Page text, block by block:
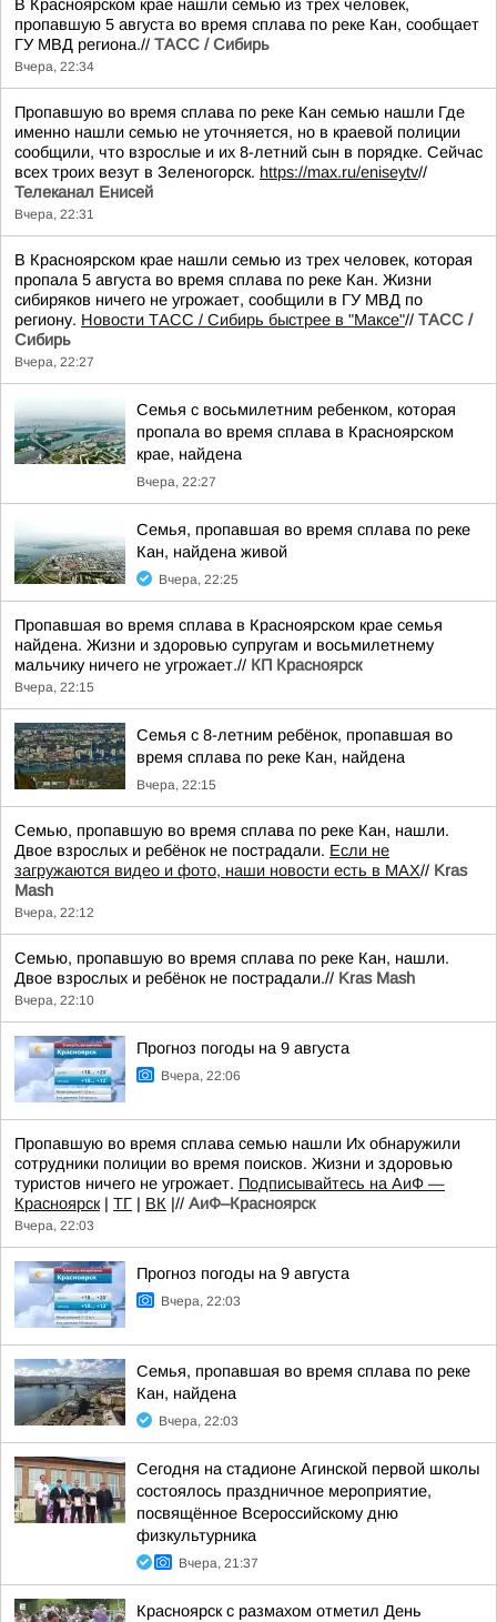
В Красноярском крае нашли семью из трех человек,
пропавшую 5 августа во время сплава по реке Кан, сообщает
ГУ МВД региона.// ТАСС / Сибирь
Вчера, 22:34
Пропавшую во время сплава по реке Кан семью нашли Где
именно нашли семью не уточняется, но в краевой полиции
сообщили, что взрослые и их 8-летний сын в порядке. Сейчас
всех троих везут в Зеленогорск. https://max.ru/eniseytv//
Телеканал Енисей
Вчера, 22:31
В Красноярском крае нашли семью из трех человек, которая
пропала 5 августа во время сплава по реке Кан. Жизни
сибиряков ничего не угрожает, сообщили в ГУ МВД по
региону. Новости ТАСС / Сибирь быстрее в "Mаксе"// ТАСС /
Сибирь
Вчера, 22:27
Семья с восьмилетним ребенком, которая
пропала во время сплава в Красноярском
крае, найдена
Вчера, 22:27
Семья, пропавшая во время сплава по реке
Кан, найдена живой
Вчера, 22:25
Пропавшая во время сплава в Красноярском крае семья
найдена. Жизни и здоровью супругам и восьмилетнему
мальчику ничего не угрожает.// КП Красноярск
Вчера, 22:15
Семья с 8-летним ребёнок, пропавшая во
время сплава по реке Кан, найдена
Вчера, 22:15
Семью, пропавшую во время сплава по реке Кан, нашли.
Двое взрослых и ребёнок не пострадали. Если не
загружаются видео и фото, наши новости есть в MAX// Kras
Mash
Вчера, 22:12
Семью, пропавшую во время сплава по реке Кан, нашли.
Двое взрослых и ребёнок не пострадали.// Kras Mash
Вчера, 22:10
Прогноз погоды на 9 августа
Вчера, 22:06
Пропавшую во время сплава семью нашли Их обнаружили
сотрудники полиции во время поисков. Жизни и здоровью
туристов ничего не угрожает. Подписывайтесь на АиФ —
Красноярск| ТГ | ВК |// АиФ–Красноярск
Вчера, 22:03
Прогноз погоды на 9 августа
Вчера, 22:03
Семья, пропавшая во время сплава по реке
Кан, найдена
Вчера, 22:03
Сегодня на стадионе Агинской первой школы
состоялось праздничное мероприятие,
посвящённое Всероссийскому дню
физкультурника
Вчера, 21:37
Красноярск с размахом отметил День